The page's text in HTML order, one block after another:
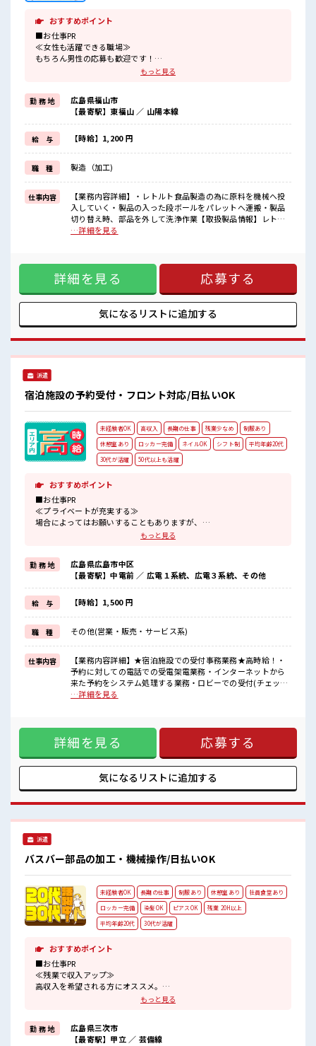
おすすめポイント
■お仕事PR
≪女性も活躍できる職場≫
もちろん男性の応募も歓迎です！
残業は月20時間以上あります♪
≪週休2日制≫
週末は家族や友人と一緒にプライベート満喫！
制服があると毎日の服選びに悩まずOK♪
≪未経験の方も大カンゲイ≫
新しいことにチャレンジするのは不安だけど、
しっかり働く環境が整っています！
イチからスキルUP・ステップUP目指していきましょう！
■職場の雰囲気
女性も活躍しやすい雰囲気の職場です！
休憩室で自分タイム！
のんびりスマホチェック♪
残業がしっかりあるお仕事！
もっと見る
勤 務 地
広島県福山市
【最寄駅】東福山 ／ 山陽本線
給 与 【時給】1,200 円
職 種 製造（加工)
仕事内容
【業務内容詳細】・レトルト食品製造の為に原料を機械へ投
入していく・製品の入った段ボールをパレットへ運搬・製品
切り替え時、部品を外して洗浄作業【取扱製品情報】レトル
ト食品 ■お仕事PR ≪女性も活躍できる職場≫ もちろん男性の
≫ 週末は家族や友人と一緒にプライベート満喫！ 制服がある
と毎日の服選びに悩まずOK♪ ≪未経験の方も大カンゲイ≫
新しいことにチャレンジするのは不安だけど、 しっかり働く
環境が整っています！ イチからスキルUP・ステップUP目指
していきましょう！ ■職場の雰囲気 女性も活躍しやすい雰囲
気の職場です！ 休憩室で自分タイム！ のんびりスマホチェッ
あるお仕事！
…詳細を見る
詳細を見る 応募する
気になるリストに追加する
派遣
宿泊施設の予約受付・フロント対応/日払いOK
未経験者OK 高収入 長期の仕事 残業少なめ
制服あり
休憩室あり
ロッカー完備 ネイルOK シフト制
平均年齢20代
30代が活躍
50代以上も活躍
おすすめポイント
■お仕事PR
≪プライベートが充実する≫
場合によってはお願いすることもありますが、
制服があるので、
毎日の服装の悩み解消♪
≪未経験の方も大カンゲイ≫
新しいことにチャレンジするのは不安だけど、
しっかり働く環境が整っています！
イチからスキルUP・ステップUP目指していきましょう！
≪様々なお仕事をご提案≫
一人で悩まず気軽に相談できる、
派遣のお仕事です！
■職場の雰囲気
活気あふれる20代活躍中の職場です☆
休憩室で楽しくランチ♪
私物の置きすぎには注意が必要ですね★
もっと見る
勤 務 地
広島県広島市中区
【最寄駅】中電前 ／ 広電１系統、広電３系統、その他
給 与 【時給】1,500 円
職 種 その他(営業・販売・サービス系)
仕事内容
【業務内容詳細】★宿泊施設での受付事務業務★高時給！・
予約に対しての電話での受電架電業務・インターネットから
来た予約をシステム処理する業務・ロビーでの受付(チェック
イン・アウト処理)*丁寧なOJTでゆっくり覚えられる環境が
シ！ ≪機能的な制服アリ≫ 制服があるので、 毎日の服装の悩
み解消♪ ≪未経験の方も大カンゲイ≫ 新しいことにチャレン
ジするのは不安だけど、 しっかり働く環境が整っています！
イチからスキルUP・ステップUP目指していきましょう！ ≪
様々なお仕事をご提案≫ 一人で悩まず気軽に相談できる、 派
遣のお仕事です！ ■職場の雰囲気 活気あふれる20代活躍中の
ゃおう！ 職場にはロッカー完備！ 私物の置きすぎには注意が
必要ですね★
…詳細を見る
詳細を見る 応募する
気になるリストに追加する
派遣
バスバー部品の加工・機械操作/日払いOK
未経験者OK 長期の仕事 制服あり 休憩室あり
社員食堂あり
ロッカー完備
染髪OK ピアスOK
残業 20H以上
平均年齢20代
30代が活躍
おすすめポイント
■お仕事PR
≪残業で収入アップ≫
高収入を希望される方にオススメ。
残業は月20時間以上あります♪
明るすぎたり奇抜でなければ基本的に自由！
(規定有)≪ラクラク制服アリ≫
制服があるので、
もっと見る
勤 務 地
広島県三次市
【最寄駅】甲立 ／ 芸備線